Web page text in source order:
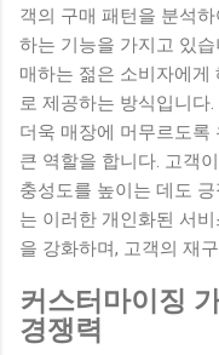
객의 구매 패턴을 분석
하는 기능을 가지고 있
매하는 젊은 소비자에게
로 제공하는 방식입니다
더욱 매장에 머무르도록
큰 역할을 합니다. 고객
충성도를 높이는 데도
는 이러한 개인화된 서
을 강화하며, 고객의 재
커스터마이징
경쟁력